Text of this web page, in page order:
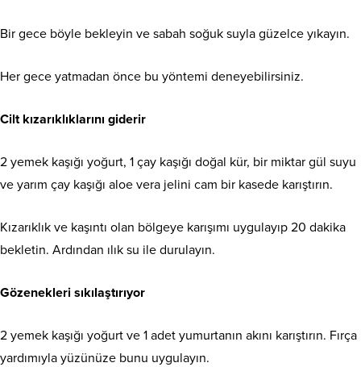
Bir gece böyle bekleyin ve sabah soğuk suyla güzelce yıkayın.
Her gece yatmadan önce bu yöntemi deneyebilirsiniz.
Cilt kızarıklıklarını giderir
2 yemek kaşığı yoğurt, 1 çay kaşığı doğal kür, bir miktar gül suyu
ve yarım çay kaşığı aloe vera jelini cam bir kasede karıştırın.
Kızarıklık ve kaşıntı olan bölgeye karışımı uygulayıp 20 dakika
bekletin. Ardından ılık su ile durulayın.
Gözenekleri sıkılaştırıyor
2 yemek kaşığı yoğurt ve 1 adet yumurtanın akını karıştırın. Fırça
yardımıyla yüzünüze bunu uygulayın.